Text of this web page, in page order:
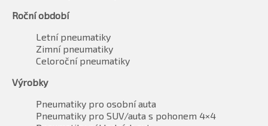
Roční období
Letní pneumatiky
Zimní pneumatiky
Celoroční pneumatiky
Výrobky
Pneumatiky pro osobní auta
Pneumatiky pro SUV/auta s pohonem 4×4